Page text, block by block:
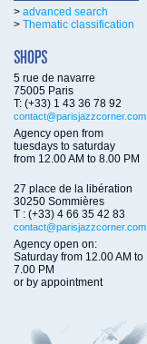
> advanced search
> Thematic classification
5 rue de navarre
75005 Paris
T: (+33) 1 43 36 78 92
contact@parisjazzcorner.com
Agency open from
tuesdays to saturday
from 12.00 AM to 8.00 PM
27 place de la libération
30250 Sommières
T : (+33) 4 66 35 42 83
contact@parisjazzcorner.com
Agency open on:
Saturday from 12.00 AM to
7.00 PM
or by appointment